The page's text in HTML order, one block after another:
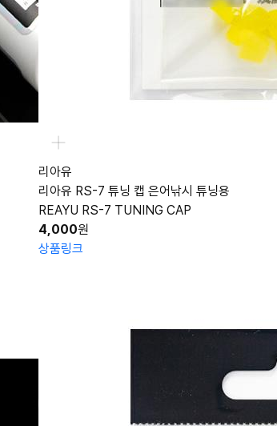
리아유
리아유 RS-7 튜닝 캡 은어낚시 튜닝용
REAYU RS-7 TUNING CAP
4,000원
상품링크